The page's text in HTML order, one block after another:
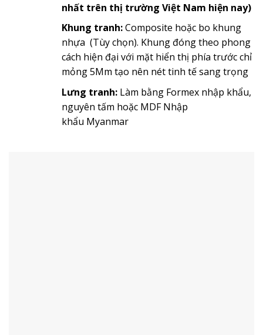
nhất trên thị trường Việt Nam hiện nay)
Khung tranh:Composite hoặc bo khung
nhựa (Tùy chọn). Khung đóng theo phong
cách hiện đại với mặt hiển thị phía trước chỉ
mỏng 5Mm tạo nên nét tinh tế sang trọng
Lưng tranh:Làm bằng Formex nhập khẩu,
nguyên tấm hoặc MDF Nhập
khẩu Myanmar